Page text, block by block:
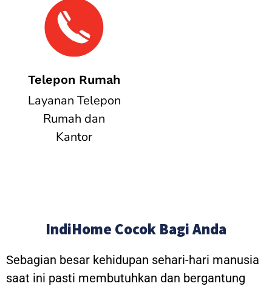
Telepon Rumah
Layanan Telepon
Rumah dan
Kantor
IndiHome Cocok Bagi Anda
Sebagian besar kehidupan sehari-hari manusia
saat ini pasti membutuhkan dan bergantung